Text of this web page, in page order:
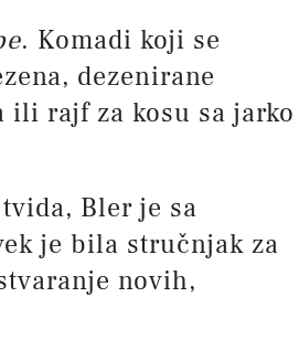
. Komadi koji se
dezenirane
ili rajf za kosu sa jarko
Bler je sa
je bila stručnjak za
novih,